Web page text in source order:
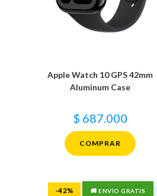
Apple Watch 10 GPS 42mm
Aluminum Case
$ 687.000
COMPRAR
🚚 ENVÍO GRATIS
-42%